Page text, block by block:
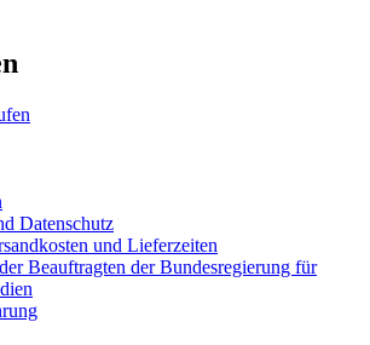
Datenschutz
und Lieferzeiten
Beauftragten der Bundesregierung für